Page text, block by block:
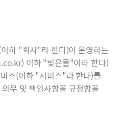
집 및 이용동의
하 "회사"라 한다)이 운영하는
이하 "빚은몰"이라 한다)
스(이하 "서비스"라 한다)를
무 및 책임사항을 규정함을